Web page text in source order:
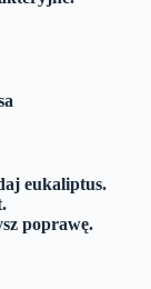
eukaliptus.
poprawę.